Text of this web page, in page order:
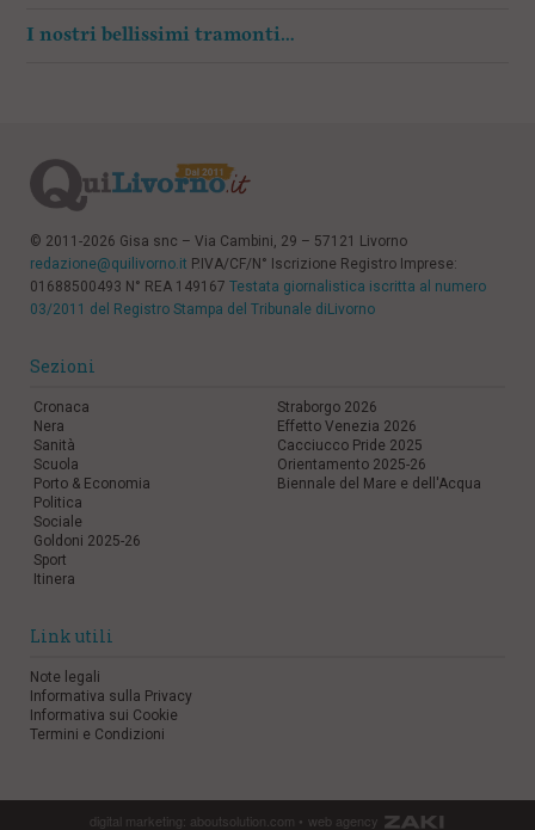
I nostri bellissimi tramonti…
© 2011-2026 Gisa snc – Via Cambini, 29 – 57121 Livorno
redazione@quilivorno.it P.IVA/CF/N° Iscrizione Registro Imprese:
01688500493 N° REA 149167 Testata giornalistica iscritta al numero
03/2011 del Registro Stampa del Tribunale diLivorno
Sezioni
Cronaca
Nera
Sanità
Scuola
Porto & Economia
Politica
Sociale
Goldoni 2025-26
Sport
Itinera
Straborgo 2026
Effetto Venezia 2026
Cacciucco Pride 2025
Orientamento 2025-26
Biennale del Mare e dell'Acqua
Link utili
Note legali
Informativa sulla Privacy
Informativa sui Cookie
Termini e Condizioni
digital marketing: aboutsolution.com •web agency